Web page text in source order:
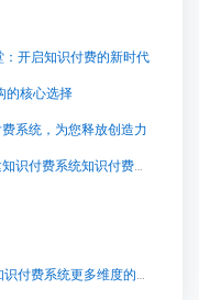
开启知识付费的新时代
的核心选择
系统，为您释放创造力
微信怎么搭建知识付费系统【微信怎么搭建知识付费系统知识付费系统系统怎么制作，知识付费系统搭建使用教程】
知识付费系统源码开发,兔知云课堂：赋予知识付费系统更多维度的全新选择